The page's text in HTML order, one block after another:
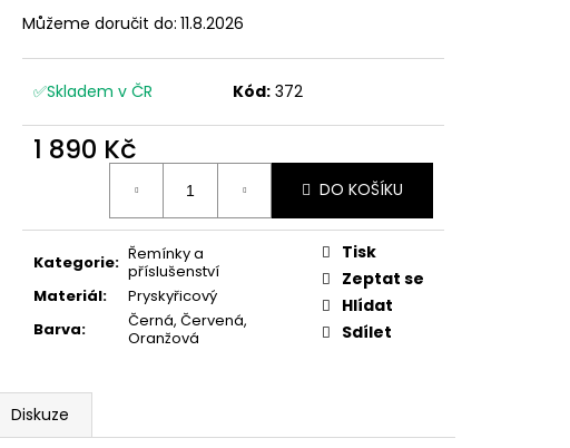
Můžeme doručit do: 11.8.2026
✅Skladem v ČR Kód: 372
1 890 Kč
DO KOŠÍKU
Kategorie: Řemínky a
příslušenství
Materiál:
Pryskyřicový
Barva:
Černá, Červená,
Oranžová
Tisk
Zeptat se
Hlídat
Sdílet
M
Diskuze